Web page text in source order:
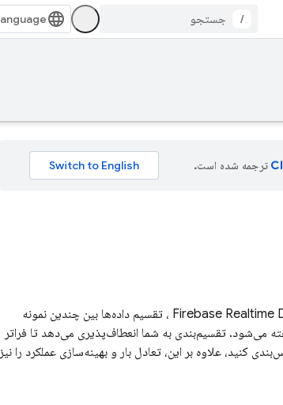
/
ترجمه شده است.
Firebase Realtime ، تقسیم داده‌ها بین چندین نمونه
می‌شود. تقسیم‌بندی به شما انعطاف‌پذیری می‌دهد تا فراتر
کنید، علاوه بر این، تعادل بار و بهینه‌سازی عملکرد را نیز